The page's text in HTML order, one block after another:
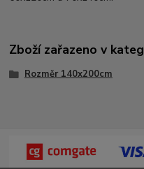
Zboží zařazeno v
Rozměr 140x200cm